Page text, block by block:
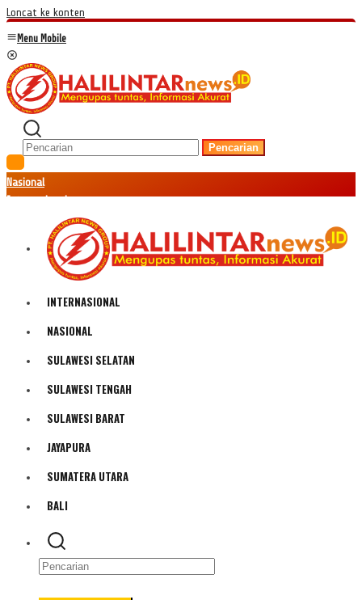
Loncat ke konten
Menu Mobile
Pencarian
Nasional
Internasional
Peristiwa
Fenomena
Teknologi
Pendidikan
INTERNASIONAL
NASIONAL
SULAWESI SELATAN
SULAWESI TENGAH
SULAWESI BARAT
JAYAPURA
SUMATERA UTARA
BALI